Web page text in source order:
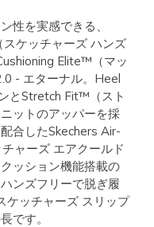
性を実感できる、
ケッチャーズ ハンズ
Elite™（マッ
- エターナル。Heel
とStretch Fit™（スト
ットのアッパーを採
合したSkechers Air-
ャーズ エアクールド
ッション機能搭載の
ンズフリーで脱ぎ履
ケッチャーズ スリップ
です。